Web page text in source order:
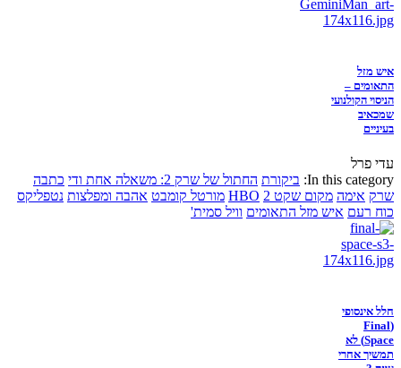
איש מזל
התאומים –
הניסוי הקולנועי
שמכאיב
בעיניים
עדי פרל
In this category: ביקורת החתול של שרק 2: משאלה אחת ודי
כתבה
שרק אימה מקום שקט 2 HBO מורטל קומבט אהבה ומפלצות נטפליקס
כוח רעם איש מזל התאומים וויל סמית'
חלל אינסופי
(Final
Space) לא
תמשיך אחרי